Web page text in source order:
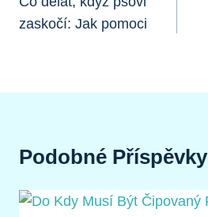
Příspěvek
zaskočí: Jak pomoci
Podobné Příspěvky